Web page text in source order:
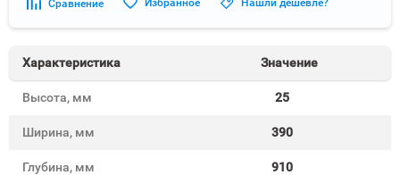
Сравнение Избранное Нашли дешевле?
Характеристика Значение
Высота, мм 25
Ширина, мм 390
Глубина, мм 910